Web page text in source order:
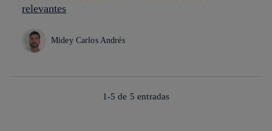
relevantes
Midey Carlos Andrés
1-5 de 5 entradas